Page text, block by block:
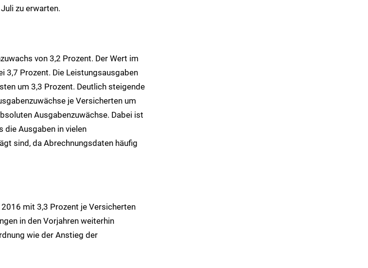
zu erwarten.
von 3,2 Prozent. Der Wert im
3,7 Prozent. Die Leistungsausgaben
um 3,3 Prozent. Deutlich steigende
je Versicherten um
Ausgabenzuwächse. Dabei ist
die Ausgaben in vielen
sind, da Abrechnungsdaten häufig
mit 3,3 Prozent je Versicherten
in den Vorjahren weiterhin
wie der Anstieg der